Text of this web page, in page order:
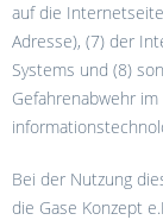
auf die
Adresse), (7) der
Systems und (8)
Gefahrenabwehr
Bei der Nutzung
die Gase Konzept